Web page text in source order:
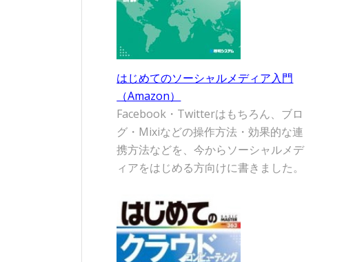
はじめてのソーシャルメディア入門
（Amazon）
Facebook・Twitterはもちろん、ブロ
グ・Mixiなどの操作方法・効果的な連
携方法などを、今からソーシャルメデ
ィアをはじめる方向けに書きました。